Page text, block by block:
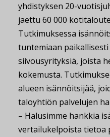
yhdistyksen 20-
jaettu 60 000
Tutkimuksessa
tuntemiaan
siivousyrityksiä, joista
kokemusta.
alueen isännöitsijää,
taloyhtiön palvelujen
– Halusimme hankkia
vertailukelpoista tietoa